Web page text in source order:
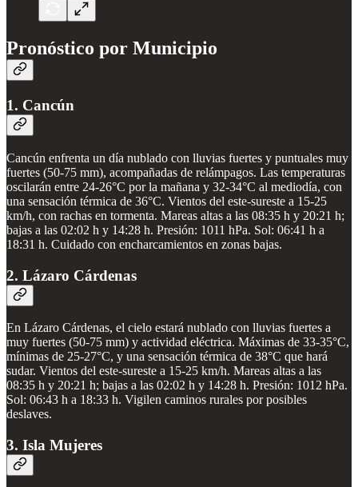
Pronóstico por Municipio
1. Cancún
Cancún enfrenta un día nublado con lluvias fuertes y puntuales muy
fuertes (50-75 mm), acompañadas de relámpagos. Las temperaturas
oscilarán entre 24-26°C por la mañana y 32-34°C al mediodía, con
una sensación térmica de 36°C. Vientos del este-sureste a 15-25
km/h, con rachas en tormenta. Mareas altas a las 08:35 h y 20:21 h;
bajas a las 02:02 h y 14:28 h. Presión: 1011 hPa. Sol: 06:41 h a
18:31 h. Cuidado con encharcamientos en zonas bajas.
2. Lázaro Cárdenas
En Lázaro Cárdenas, el cielo estará nublado con lluvias fuertes a
muy fuertes (50-75 mm) y actividad eléctrica. Máximas de 33-35°C,
mínimas de 25-27°C, y una sensación térmica de 38°C que hará
sudar. Vientos del este-sureste a 15-25 km/h. Mareas altas a las
08:35 h y 20:21 h; bajas a las 02:02 h y 14:28 h. Presión: 1012 hPa.
Sol: 06:43 h a 18:33 h. Vigilen caminos rurales por posibles
deslaves.
3. Isla Mujeres